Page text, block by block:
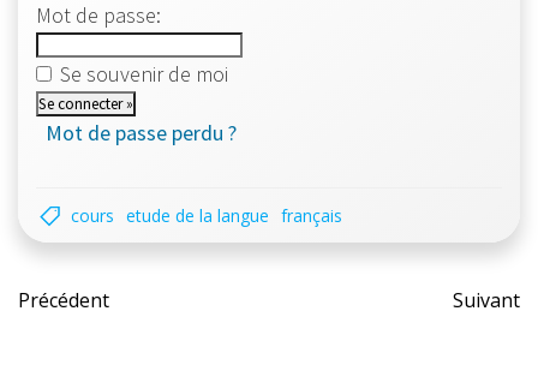
Mot de passe:
Se souvenir de moi
Mot de passe perdu ?
cours etude de la langue français
Post
Précédent Suivant